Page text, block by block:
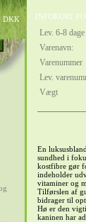
DKK INFOKORT
Lev. 6-8 dage
Varenavn:
Varenummer
Lev.
Vægt
En
sundhed i
kostfibre gør
indeholder
vitaminer og
Tilførslen af
bidrager til
Hø er den
kaninen har